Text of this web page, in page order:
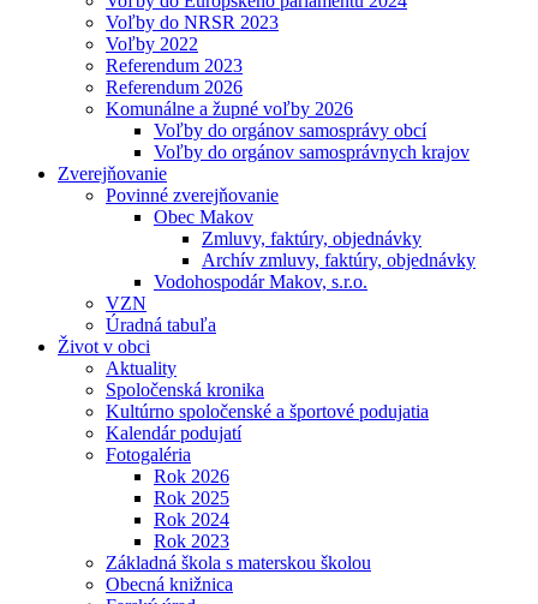
Voľby do NRSR 2023
Voľby 2022
Referendum 2023
Referendum 2026
Komunálne a župné voľby 2026
Voľby do orgánov samosprávy obcí
Voľby do orgánov samosprávnych krajov
Zverejňovanie
Povinné zverejňovanie
Obec Makov
Zmluvy, faktúry, objednávky
Archív zmluvy, faktúry, objednávky
Vodohospodár Makov, s.r.o.
VZN
Úradná tabuľa
Život v obci
Aktuality
Spoločenská kronika
Kultúrno spoločenské a športové podujatia
Kalendár podujatí
Fotogaléria
Rok 2026
Rok 2025
Rok 2024
Rok 2023
Základná škola s materskou školou
Obecná knižnica